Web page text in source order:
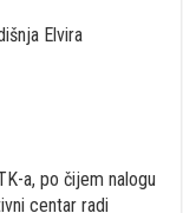
Elvira
a, po čijem nalogu
centar radi